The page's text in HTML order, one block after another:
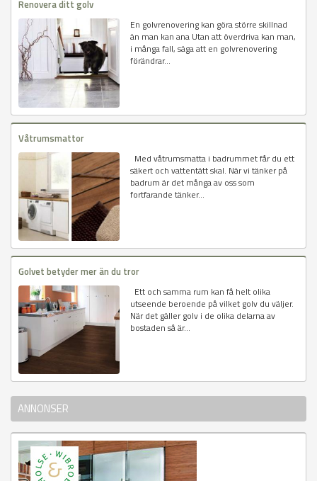
Renovera ditt golv
En golvrenovering kan göra större skillnad
än man kan ana Utan att överdriva kan man,
i många fall, säga att en golvrenovering
förändrar...
Våtrumsmattor
Med våtrumsmatta i badrummet får du ett
säkert och vattentätt skal. När vi tänker på
badrum är det många av oss som
fortfarande tänker...
Golvet betyder mer än du tror
Ett och samma rum kan få helt olika
utseende beroende på vilket golv du väljer.
När det gäller golv i de olika delarna av
bostaden så är...
ANNONSER